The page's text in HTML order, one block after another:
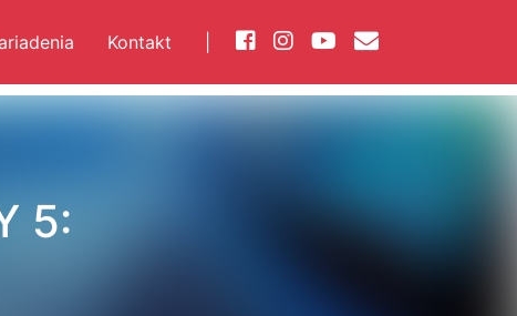
Kontakt
5: